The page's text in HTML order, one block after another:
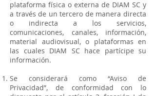
plataforma física o externa de DIAM SC y
a través de un tercero de manera directa
o indirecta a los servicios,
comunicaciones, canales, información,
material audiovisual, o plataformas en
las cuales DIAM SC hace partícipe su
información.
Se considerará como “Aviso de
Privacidad”, de conformidad con lo